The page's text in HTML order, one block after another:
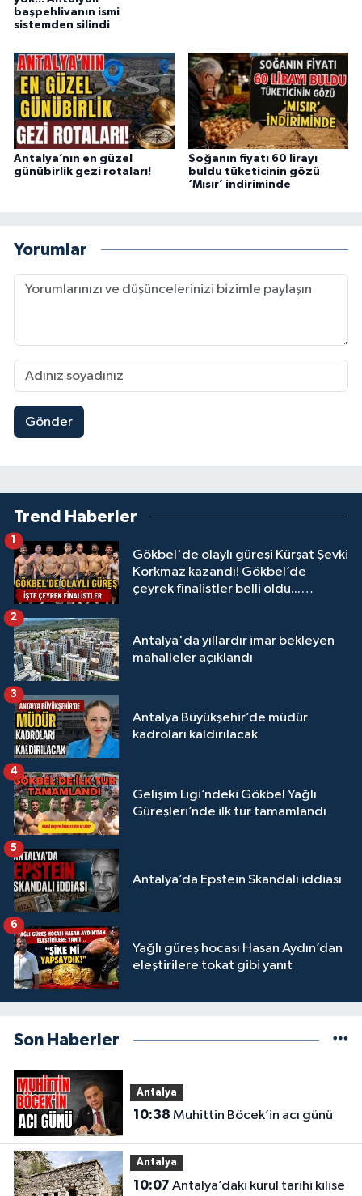
başpehlivanın ismi
sistemden silindi
Antalya’nın en güzel
günübirlik gezi rotaları!
Soğanın fiyatı 60 lirayı
buldu tüketicinin gözü
‘Mısır’ indiriminde
Yorumlar
Gönder
Trend Haberler
Gökbel'de olaylı güreşi Kürşat Şevki
Korkmaz kazandı! Gökbel’de
çeyrek finalistler belli oldu...
1
Antalya'da yıllardır imar bekleyen
mahalleler açıklandı
2
Antalya Büyükşehir’de müdür
kadroları kaldırılacak
3
Gelişim Ligi’ndeki Gökbel Yağlı
Güreşleri’nde ilk tur tamamlandı
4
Antalya’da Epstein Skandalı iddiası
5
Yağlı güreş hocası Hasan Aydın’dan
eleştirilere tokat gibi yanıt
6
Son Haberler
Antalya
10:38 Muhittin Böcek’in acı günü
Antalya
10:07